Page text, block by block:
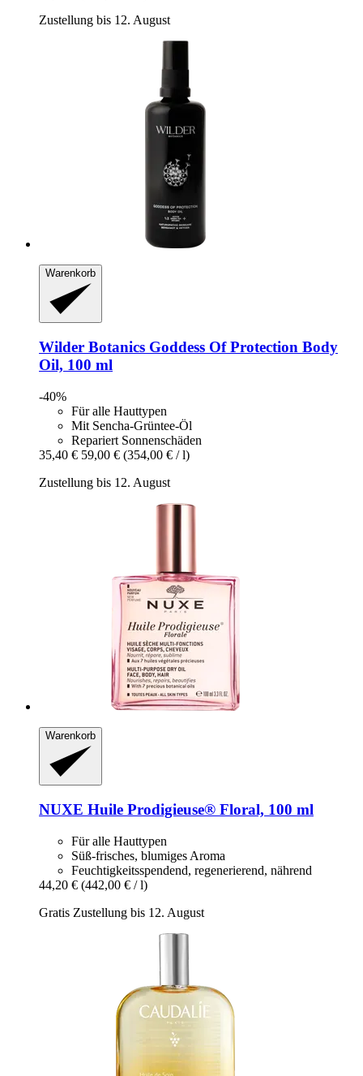
Zustellung bis 12. August
Warenkorb
Wilder Botanics Goddess Of Protection Body
Oil, 100 ml
-40%
Für alle Hauttypen
Mit Sencha-Grüntee-Öl
Repariert Sonnenschäden
35,40 € 59,00 € (354,00 € / l)
Zustellung bis 12. August
Warenkorb
NUXE Huile Prodigieuse® Floral, 100 ml
Für alle Hauttypen
Süß-frisches, blumiges Aroma
Feuchtigkeitsspendend, regenerierend, nährend
44,20 € (442,00 € / l)
Gratis Zustellung bis 12. August